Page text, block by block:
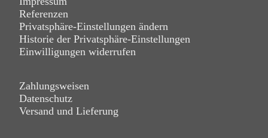
Referenzen
Privatsphäre-Einstellungen ändern
Historie der Privatsphäre-Einstellungen
Einwilligungen widerrufen
Zahlungsweisen
Datenschutz
Versand und Lieferung